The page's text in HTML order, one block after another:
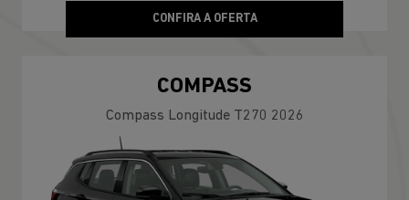
CONFIRA A OFERTA
COMPASS
Compass Longitude T270 2026